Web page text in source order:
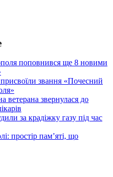
поповнився ще 8 новими
звання «Почесний
ветерана звернулася до
за крадіжку газу під час
простір пам’яті, що